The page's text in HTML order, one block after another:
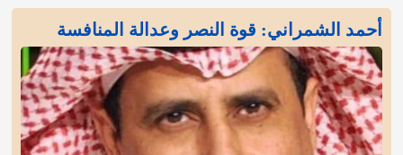
أحمد الشمراني: قوة النصر وعدالة المنافسة